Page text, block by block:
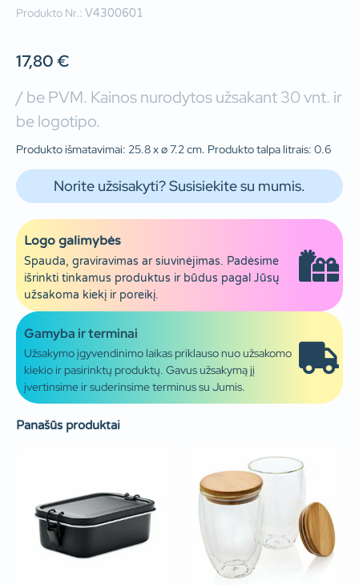
Produkto Nr.: V4300601
17,80€
/ be PVM. Kainos nurodytos užsakant 30 vnt. ir
be logotipo.
Produkto išmatavimai: 25.8 x ø 7.2 cm. Produkto talpa litrais: 0.6
Norite užsisakyti? Susisiekite su mumis.
Logo galimybės
Spauda, graviravimas ar siuvinėjimas. Padėsime
išrinkti tinkamus produktus ir būdus pagal Jūsų
užsakoma kiekį ir poreikį.
Gamyba ir terminai
Užsakymo įgyvendinimo laikas priklauso nuo užsakomo
kiekio ir pasirinktų produktų. Gavus užsakymą jį
įvertinsime ir suderinsime terminus su Jumis.
Panašūs produktai